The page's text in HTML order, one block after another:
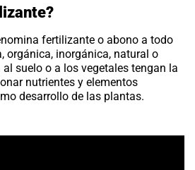
fertilizante o abono a todo
orgánica, inorgánica, natural o
suelo o a los vegetales tengan la
nutrientes y elementos
desarrollo de las plantas.